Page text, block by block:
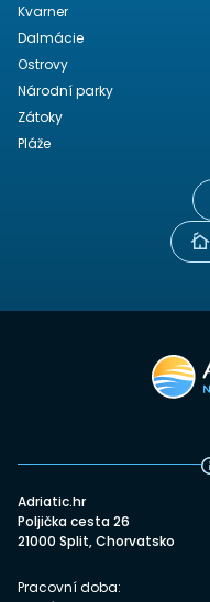
Kvarner
Dalmácie
Ostrovy
Národní parky
Zátoky
Pláže
Adriatic.hr
Poljička cesta 26
21000 Split, Chorvatsko
Pracovní doba: